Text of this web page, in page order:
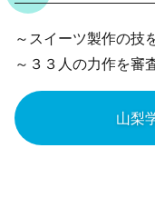
～スイーツ製作の技
～３３人の力作を審
山梨